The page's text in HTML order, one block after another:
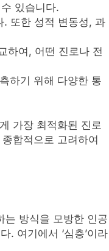
있습니다.
. 또한 성적 변동성, 과
하여, 어떤 진로나 전
하기 위해 다양한 통
가장 최적화된 진로
합적으로 고려하여
방식을 모방한 인공
. 여기에서 ‘심층’이라